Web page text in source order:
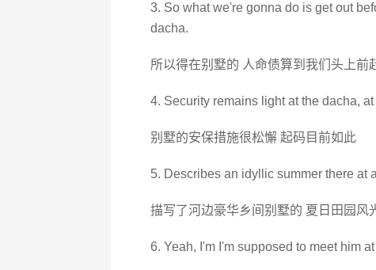
3. So what we're gonna do is get out
dacha.
所以得在别墅的 人命债算到我们头上前
4. Security remains light at the dacha, at
别墅的安保措施很松懈 起码目前如此
5. Describes an idyllic summer there at
描写了河边豪华乡间别墅的 夏日田园风
6. Yeah, I'm I'm supposed to meet him